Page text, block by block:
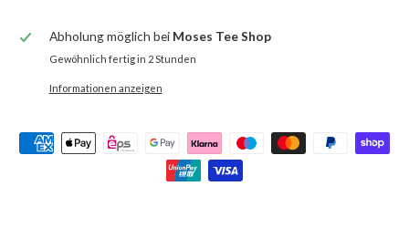
Abholung möglich bei Moses Tee Shop
Gewöhnlich fertig in 2 Stunden
Informationen anzeigen